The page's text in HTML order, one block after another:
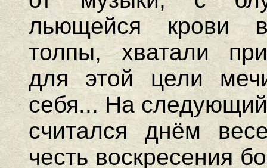
льющейся крови
толпы, хватали
для этой цели
себя... На
считался днём
честь воскресения